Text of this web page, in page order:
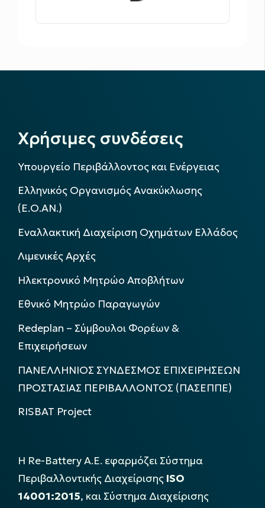
Χρήσιμες συνδέσεις
Υπουργείο Περιβάλλοντος και Ενέργειας
Ελληνικός Οργανισμός Ανακύκλωσης
(Ε.Ο.ΑΝ.)
Εναλλακτική Διαχείριση Οχημάτων Ελλάδος
Λιμενικές Αρχές
Ηλεκτρονικό Μητρώο Αποβλήτων
Εθνικό Μητρώο Παραγωγών
Redeplan – Σύμβουλοι Φορέων &
Επιχειρήσεων
ΠΑΝΕΛΛΗΝΙΟΣ ΣΥΝΔΕΣΜΟΣ ΕΠΙΧΕΙΡΗΣΕΩΝ
ΠΡΟΣΤΑΣΙΑΣ ΠΕΡΙΒΑΛΛΟΝΤΟΣ (ΠΑΣΕΠΠΕ)
RISBAT Project
Η Re-Battery Α.Ε. εφαρμόζει Σύστημα
Περιβαλλοντικής Διαχείρισης ISO
14001:2015, και Σύστημα Διαχείρισης